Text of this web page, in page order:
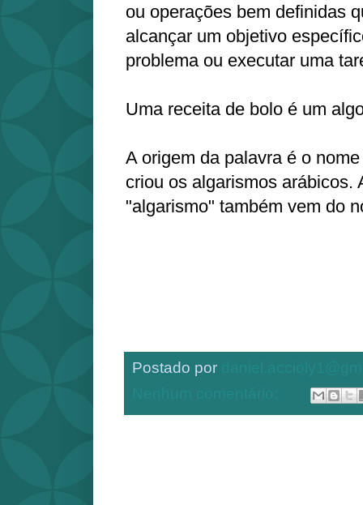
ou operações bem definidas
alcançar um objetivo
problema ou executar uma
Uma receita de bolo é um
A origem da palavra é o
criou os algarismos arábicos.
"algarismo" também vem do
Postado por